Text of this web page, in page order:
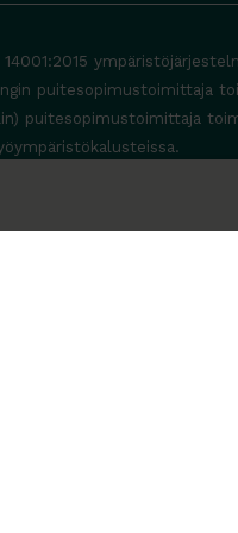
puitesopimustoimittaja
puitesopimustoimittaja